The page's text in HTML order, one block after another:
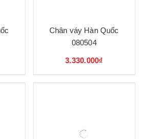
Chân váy Hàn Quốc
080504
3.330.000₫